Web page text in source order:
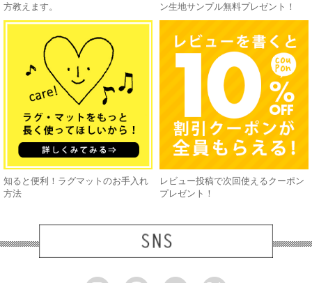
方教えます。
ン生地サンプル無料プレゼント！
知ると便利！ラグマットのお手入れ
方法
レビュー投稿で次回使えるクーポン
プレゼント！